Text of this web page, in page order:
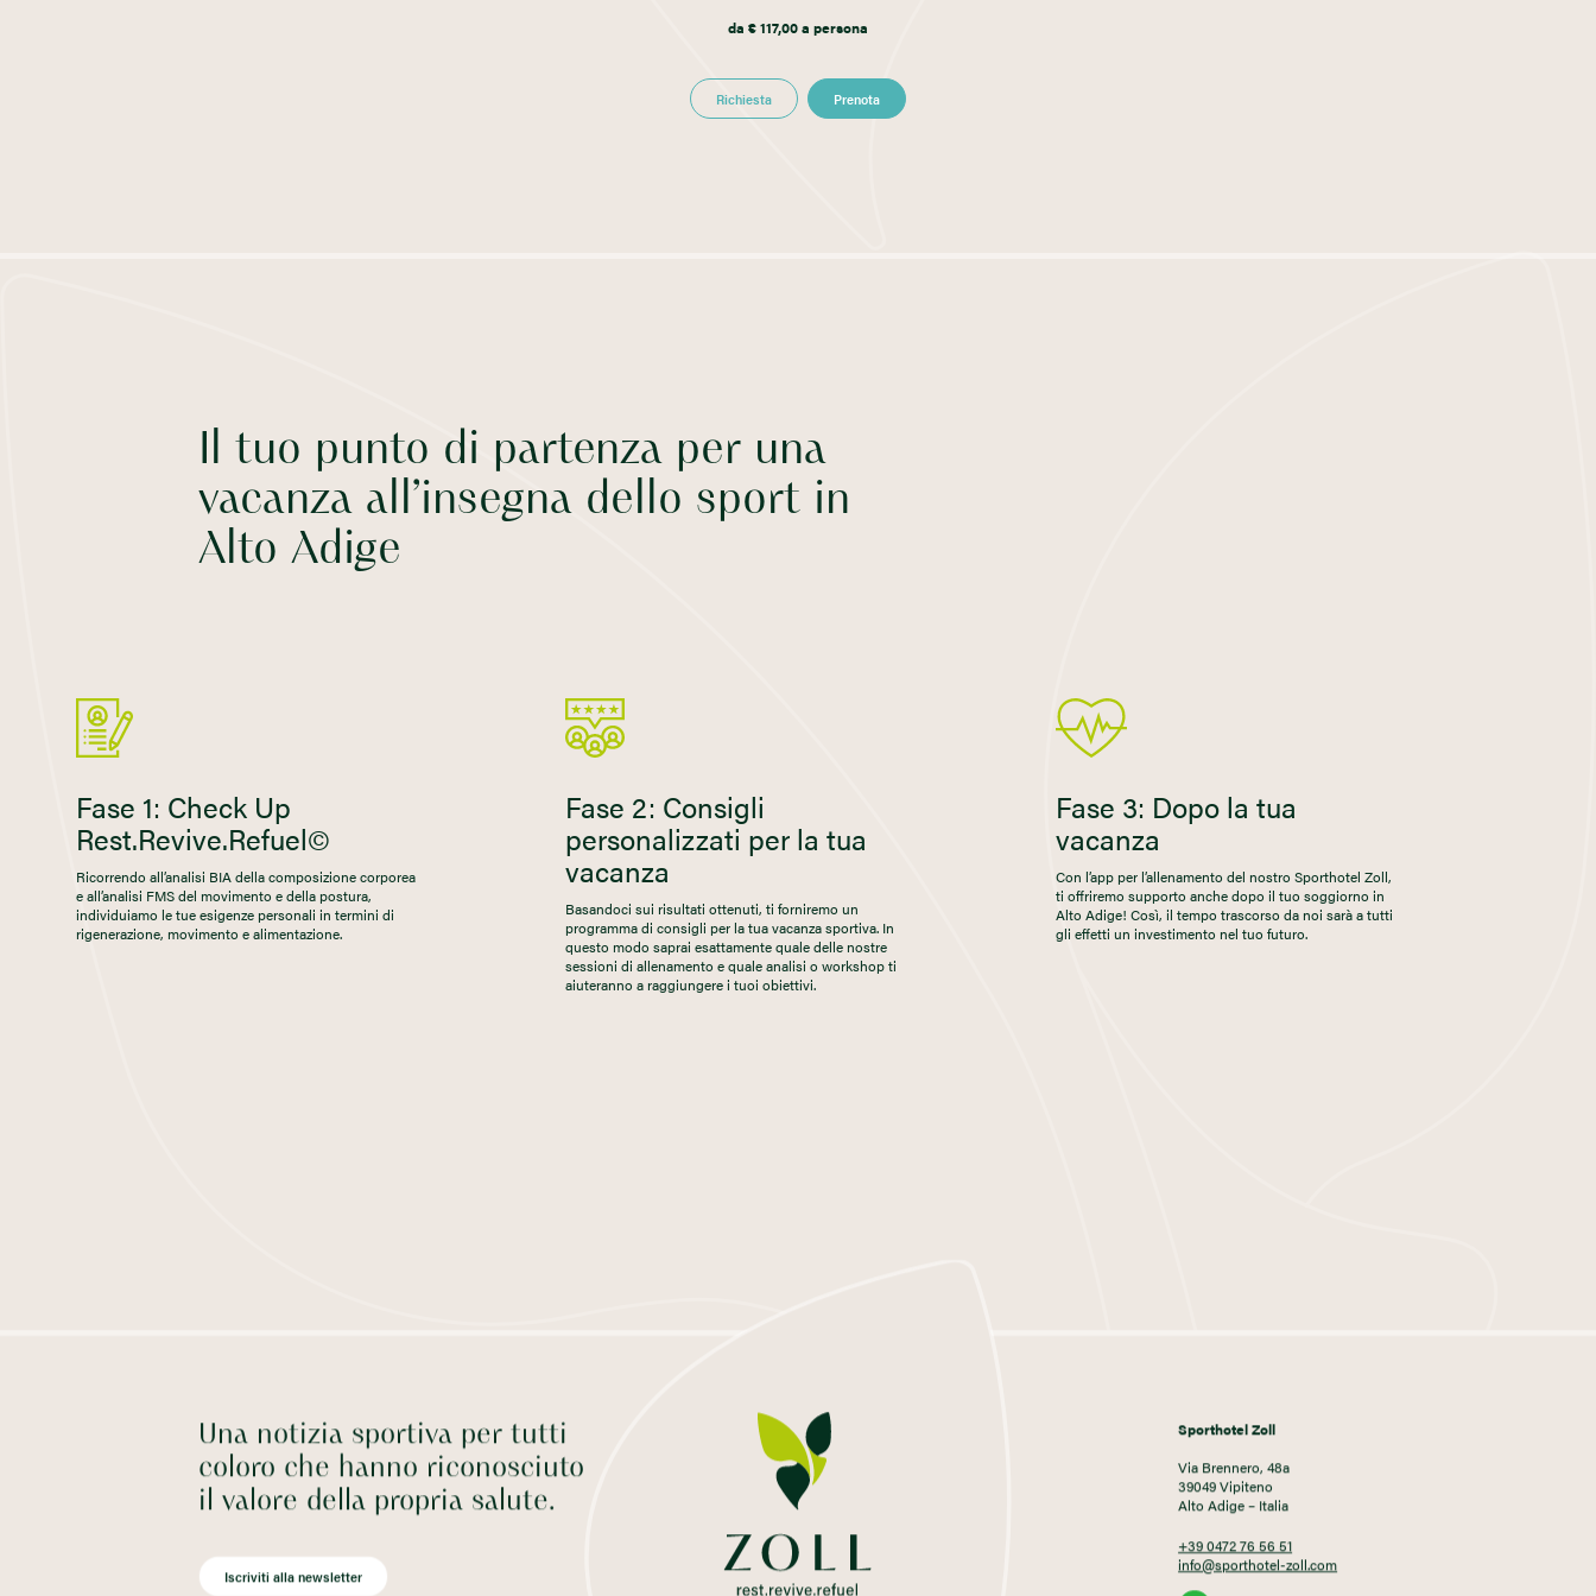
da € 117,00 a persona
Richiesta Prenota
Il tuo punto di partenza per una
vacanza all’insegna dello sport in
Alto Adige
Fase 1: Check Up
Rest.Revive.Refuel©
Ricorrendo all’analisi BIA della composizione corporea
e all’analisi FMS del movimento e della postura,
individuiamo le tue esigenze personali in termini di
rigenerazione, movimento e alimentazione.
Fase 2: Consigli
personalizzati per la tua
vacanza
Basandoci sui risultati ottenuti, ti forniremo un
programma di consigli per la tua vacanza sportiva. In
questo modo saprai esattamente quale delle nostre
sessioni di allenamento e quale analisi o workshop ti
aiuteranno a raggiungere i tuoi obiettivi.
Fase 3: Dopo la tua
vacanza
Con l’app per l’allenamento del nostro Sporthotel Zoll,
ti offriremo supporto anche dopo il tuo soggiorno in
Alto Adige! Così, il tempo trascorso da noi sarà a tutti
gli effetti un investimento nel tuo futuro.
Una notizia sportiva per tutti
coloro che hanno riconosciuto
il valore della propria salute.
Iscriviti alla newsletter
Sporthotel Zoll
Via Brennero, 48a
39049 Vipiteno
Alto Adige – Italia
+39 0472 76 56 51
info@sporthotel-zoll.com